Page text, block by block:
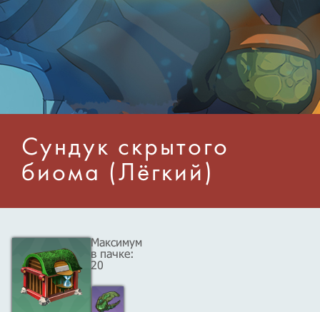
Сундук скрытого
биома (Лёгкий)
Максимум
в пачке:
20